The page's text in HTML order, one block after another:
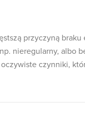
przyczyną
nieregularny, albo
czynniki,